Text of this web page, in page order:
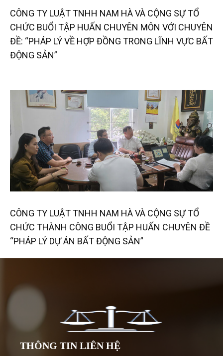
CÔNG TY LUẬT TNHH NAM HÀ VÀ CỘNG SỰ TỔ
CHỨC BUỔI TẬP HUẤN CHUYÊN MÔN VỚI CHUYÊN
ĐỀ: “PHÁP LÝ VỀ HỢP ĐỒNG TRONG LĨNH VỰC BẤT
ĐỘNG SẢN”
CÔNG TY LUẬT TNHH NAM HÀ VÀ CỘNG SỰ TỔ
CHỨC THÀNH CÔNG BUỔI TẬP HUẤN CHUYÊN ĐỀ
“PHÁP LÝ DỰ ÁN BẤT ĐỘNG SẢN”
THÔNG TIN LIÊN HỆ